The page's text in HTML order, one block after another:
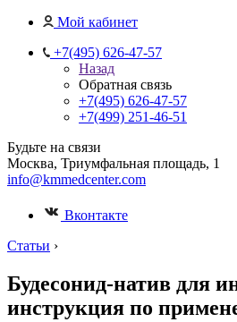
Мой кабинет
+7(495) 626-47-57
Назад
Обратная связь
+7(495) 626-47-57
+7(499) 251-46-51
Будьте на связи
Москва, Триумфальная площадь, 1
info@kmmedcenter.com
Вконтакте
Статьи ›
Будесонид-натив для
инструкция по